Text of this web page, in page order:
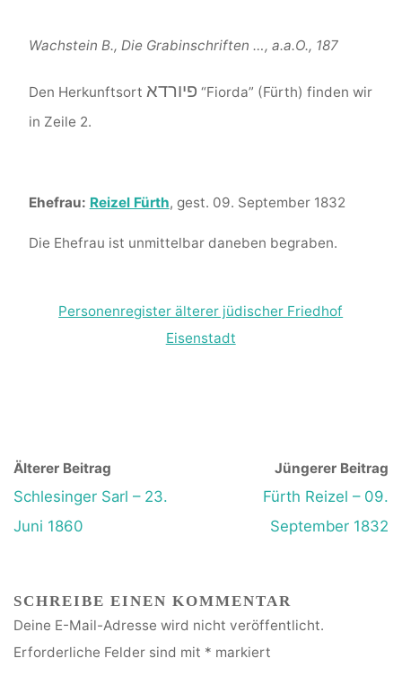
Wachstein B., Die Grabinschriften …, a.a.O., 187
Den Herkunftsort פיורדא “Fiorda” (Fürth) finden wir
in Zeile 2.
Ehefrau: Reizel Fürth, gest. 09. September 1832
Die Ehefrau ist unmittelbar daneben begraben.
Personenregister älterer jüdischer Friedhof
Eisenstadt
Älterer Beitrag
Schlesinger Sarl – 23.
Juni 1860
Jüngerer Beitrag
Fürth Reizel – 09.
September 1832
SCHREIBE EINEN KOMMENTAR
Deine E-Mail-Adresse wird nicht veröffentlicht.
Erforderliche Felder sind mit * markiert